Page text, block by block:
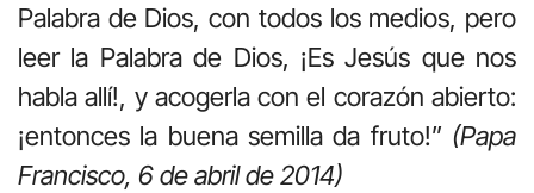
Palabra de Dios, con todos los medios, pero
leer la Palabra de Dios, ¡Es Jesús que nos
habla allí!, y acogerla con el corazón abierto:
¡entonces la buena semilla da fruto!” (Papa
Francisco, 6 de abril de 2014)